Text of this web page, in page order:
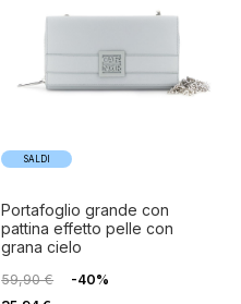
SALDI
portafoglio grande con
pattina effetto pelle con
grana cielo
59,90 €
-40%